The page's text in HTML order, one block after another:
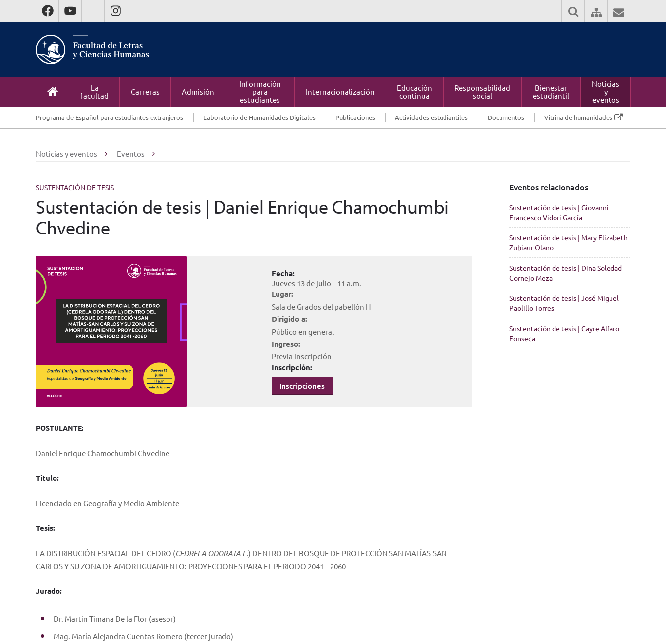
La
facultad
Carreras Admisión
Información
para
estudiantes
Internacionalización
Educación
continua
Responsabilidad
social
Bienestar
estudiantil
Noticias
y
eventos
Programa de Español para estudiantes extranjeros Laboratorio de Humanidades Digitales Publicaciones Actividades estudiantiles Documentos Vitrina de humanidades
Noticias y eventos Eventos
SUSTENTACIÓN DE TESIS
Sustentación de tesis | Daniel Enrique Chamochumbi
Chvedine
Fecha:
Jueves 13 de julio – 11 a.m.
Lugar:
Sala de Grados del pabellón H
Dirigido a:
Público en general
Ingreso:
Previa inscripción
Inscripción:
Inscripciones
POSTULANTE:
Daniel Enrique Chamochumbi Chvedine
Título:
Licenciado en Geografía y Medio Ambiente
Tesis:
LA DISTRIBUCIÓN ESPACIAL DEL CEDRO (CEDRELA ODORATA L.) DENTRO DEL BOSQUE DE PROTECCIÓN SAN MATÍAS-SAN
CARLOS Y SU ZONA DE AMORTIGUAMIENTO: PROYECCIONES PARA EL PERIODO 2041 – 2060
Jurado:
Dr. Martin Timana De la Flor (asesor)
Mag. María Alejandra Cuentas Romero (tercer jurado)
Eventos relacionados
Sustentación de tesis | Giovanni
Francesco Vidori García
Sustentación de tesis | Mary Elizabeth
Zubiaur Olano
Sustentación de tesis | Dina Soledad
Cornejo Meza
Sustentación de tesis | José Miguel
Paolillo Torres
Sustentación de tesis | Cayre Alfaro
Fonseca